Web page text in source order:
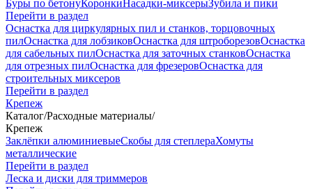
Буры по бетонуКоронкиНасадки-миксерыЗубила и пики
Перейти в раздел
Оснастка для циркулярных пил и станков, торцовочных
пилОснастка для лобзиковОснастка для штроборезовОснастка
для сабельных пилОснастка для заточных станковОснастка
для отрезных пилОснастка для фрезеровОснастка для
строительных миксеров
Перейти в раздел
Крепеж
Каталог/Расходные материалы/
Крепеж
Заклёпки алюминиевыеСкобы для степлераХомуты
металлические
Перейти в раздел
Леска и диски для триммеров